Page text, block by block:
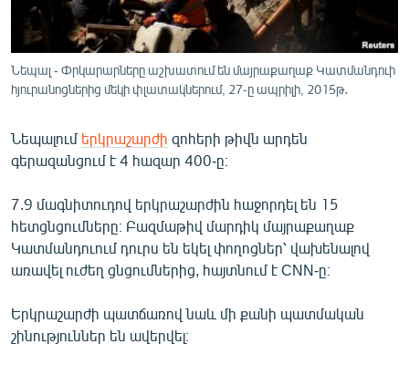
ՄԵԿՆԱԲԱՆՈՒԹՅՈՒՆ
ՏՏ ԵՒ ԻՆՏԵՐՆԵՏ
ԿՈՐՈՆԱՎԻՐՈՒՍ
ՏԵՍԱՆՅՈՒԹԵՐ
ՁԳՏԵԼՈՎ ԼԱՎԱԳՈՒՅՆԻՆ
ՓՈԴՔԱՍԹ
English
Նեպալ - Փրկարարները աշխատում են մայրաքաղաք Կատմանդուի
հյուրանոցներից մեկի փլատակներում, 27-ը ապրիլի, 2015թ․
Նեպալում երկրաշարժի զոհերի թիվն արդեն
գերազանցում է 4 հազար 400-ը։
7.9 մագնիտուդով երկրաշարժին հաջորդել են 15
հետցնցումները։ Բազմաթիվ մարդիկ մայրաքաղաք
Կատմանդուում դուրս են եկել փողոցներ՝ վախենալով
առավել ուժեղ ցնցումներից, հայտնում է CNN-ը։
Երկրաշարժի պատճառով նաև մի քանի պատմական
շինություններ են ավերվել։